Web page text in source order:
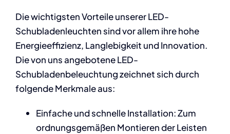
Die wichtigsten Vorteile unserer LED-
Schubladenleuchten sind vor allem ihre hohe
Energieeffizienz, Langlebigkeit und Innovation.
Die von uns angebotene LED-
Schubladenbeleuchtung zeichnet sich durch
folgende Merkmale aus:
Einfache und schnelle Installation: Zum
ordnungsgemäßen Montieren der Leisten